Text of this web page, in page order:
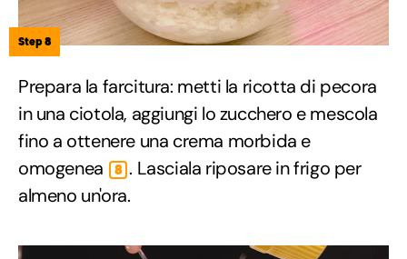
Step 8
Prepara la farcitura: metti la ricotta di pecora
in una ciotola, aggiungi lo zucchero e mescola
fino a ottenere una crema morbida e
omogenea
8 . Lasciala riposare in frigo per
almeno un'ora.